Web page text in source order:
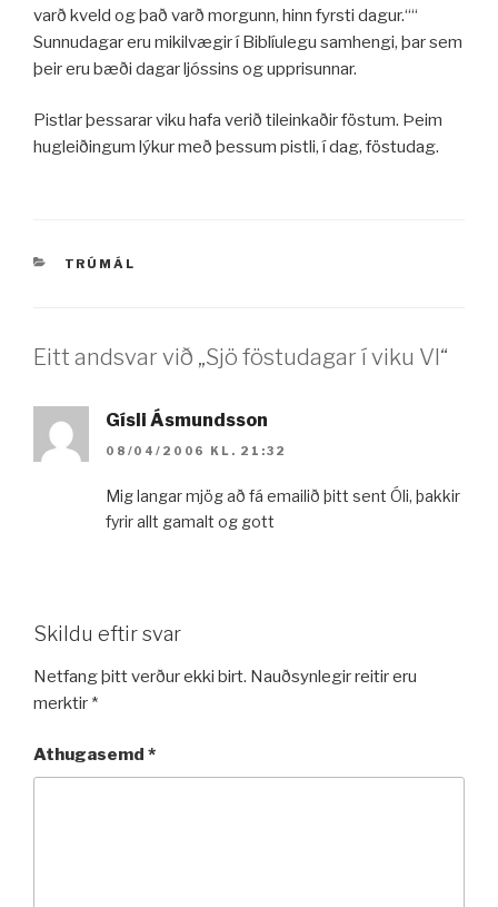
varð kveld og það varð morgunn, hinn fyrsti dagur.““
Sunnudagar eru mikilvægir í Biblíulegu samhengi, þar sem
þeir eru bæði dagar ljóssins og upprisunnar.
Pistlar þessarar viku hafa verið tileinkaðir föstum. Þeim
hugleiðingum lýkur með þessum pistli, í dag, föstudag.
VÖRUFLOKKAR
TRÚMÁL
Eitt andsvar við „Sjö föstudagar í viku VI“
Gísli Ásmundsson
08/04/2006 KL. 21:32
Mig langar mjög að fá emailið þitt sent Óli, þakkir
fyrir allt gamalt og gott
Skildu eftir svar
Netfang þitt verður ekki birt. Nauðsynlegir reitir eru
merktir *
Athugasemd *